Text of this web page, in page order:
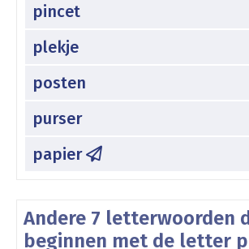
pincet
plekje
posten
purser
papier
Andere 7 letterwoorden
beginnen met de letter p